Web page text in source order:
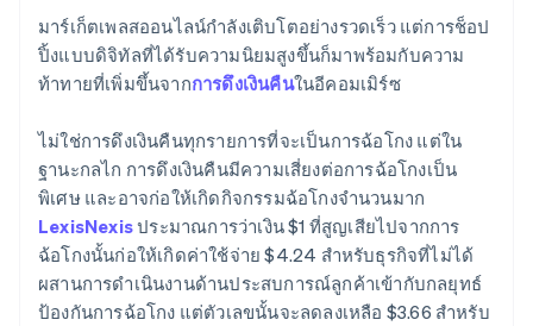
มาร์เก็ตเพลสออนไลน์กำลังเติบโตอย่างรวดเร็ว แต่การช็อป
ปิ้งแบบดิจิทัลที่ได้รับความนิยมสูงขึ้นก็มาพร้อมกับความ
ท้าทายที่เพิ่มขึ้นจากการดึงเงินคืนในอีคอมเมิร์ซ
ไม่ใช่การดึงเงินคืนทุกรายการที่จะเป็นการฉ้อโกง แต่ใน
ฐานะกลไก การดึงเงินคืนมีความเสี่ยงต่อการฉ้อโกงเป็น
พิเศษ และอาจก่อให้เกิดกิจกรรมฉ้อโกงจำนวนมาก
LexisNexisประมาณการว่าเงิน $1 ที่สูญเสียไปจากการ
ฉ้อโกงนั้นก่อให้เกิดค่าใช้จ่าย $4.24 สำหรับธุรกิจที่ไม่ได้
ผสานการดำเนินงานด้านประสบการณ์ลูกค้าเข้ากับกลยุทธ์
ป้องกันการฉ้อโกง แต่ตัวเลขนั้นจะลดลงเหลือ $3.66 สำหรับ